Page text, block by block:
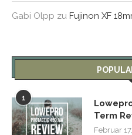
Gabi Olpp zu Fujinon XF
1
Term
Februar